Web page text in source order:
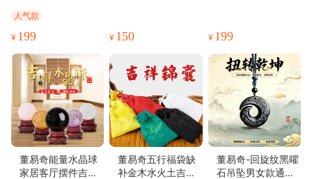
人气款
¥ 199 ¥ 150 ¥ 199
董易奇能量水晶球
家居客厅摆件吉祥
董易奇五行福袋缺
补金木水火土吉祥
董易奇-回旋纹黑曜
石吊坠男女款通勤